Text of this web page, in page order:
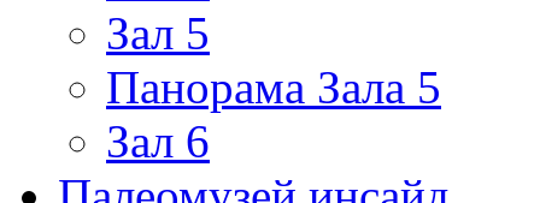
Зал 5
Панорама Зала 5
Зал 6